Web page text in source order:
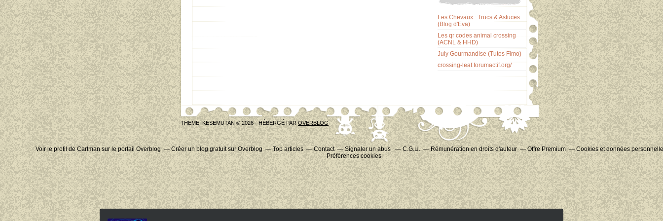
Les Chevaux : Trucs & Astuces
(Blog d'Eva)
Les qr codes animal crossing
(ACNL & HHD)
July Gourmandise (Tutos Fimo)
crossing-leaf.forumactif.org/
THEME: KESEMUTAN © 2026 - HÉBERGÉ PAR OVERBLOG
Voir le profil deCartmansur le portail Overblog Créer un blog gratuit sur Overblog Top articles Contact Signaler un abus C.G.U. Rémunération en droits d'auteur Offre Premium
Cookies et données
Préférences cookies